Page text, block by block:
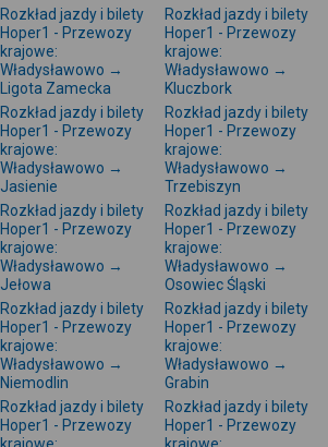
Rozkład jazdy i bilety
Hoper1 - Przewozy
krajowe:
Władysławowo →
Ligota Zamecka
Rozkład jazdy i bilety
Hoper1 - Przewozy
krajowe:
Władysławowo →
Kluczbork
Rozkład jazdy i bilety
Hoper1 - Przewozy
krajowe:
Władysławowo →
Jasienie
Rozkład jazdy i bilety
Hoper1 - Przewozy
krajowe:
Władysławowo →
Trzebiszyn
Rozkład jazdy i bilety
Hoper1 - Przewozy
krajowe:
Władysławowo →
Jełowa
Rozkład jazdy i bilety
Hoper1 - Przewozy
krajowe:
Władysławowo →
Osowiec Śląski
Rozkład jazdy i bilety
Hoper1 - Przewozy
krajowe:
Władysławowo →
Niemodlin
Rozkład jazdy i bilety
Hoper1 - Przewozy
krajowe:
Władysławowo →
Grabin
Rozkład jazdy i bilety
Hoper1 - Przewozy
Rozkład jazdy i bilety
Hoper1 - Przewozy